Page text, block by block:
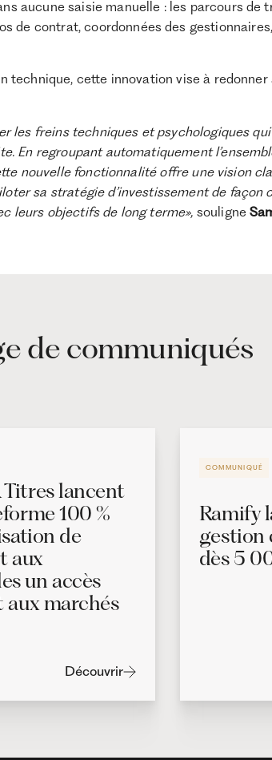
aucune saisie manuelle : les parcours de
de contrat, coordonnées des
technique, cette innovation vise à
les freins techniques et psychologiques
En regroupant automatiquement
nouvelle fonctionnalité offre une vision
sa stratégie d’investissement de façon
leurs objectifs de long terme», souligne
de communiqués
Titres lancent
100 %
de
aux
un accès
aux marchés
Découvrir
COMMUNIQUÉ
Ramify
gestion
dès 5